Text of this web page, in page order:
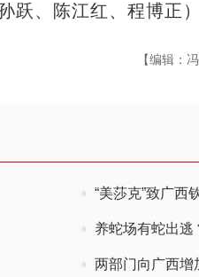
跃、陈江红、程博正）
【编辑：
“美莎克”致广西
养蛇场有蛇出逃
两部门向广西增